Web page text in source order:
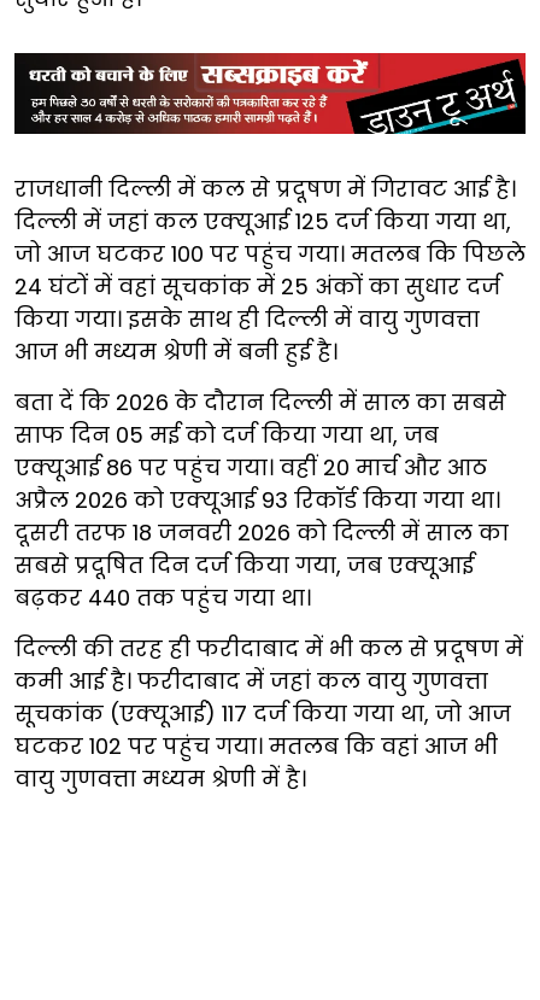
राजधानी दिल्ली में कल से प्रदूषण में गिरावट आई है।
दिल्ली में जहां कल एक्यूआई 125 दर्ज किया गया था,
जो आज घटकर 100 पर पहुंच गया। मतलब कि पिछले
24 घंटों में वहां सूचकांक में 25 अंकों का सुधार दर्ज
किया गया। इसके साथ ही दिल्ली में वायु गुणवत्ता
आज भी मध्यम श्रेणी में बनी हुई है।
बता दें कि 2026 के दौरान दिल्ली में साल का सबसे
साफ दिन 05 मई को दर्ज किया गया था, जब
एक्यूआई 86 पर पहुंच गया। वहीं 20 मार्च और आठ
अप्रैल 2026 को एक्यूआई 93 रिकॉर्ड किया गया था।
दूसरी तरफ 18 जनवरी 2026 को दिल्ली में साल का
सबसे प्रदूषित दिन दर्ज किया गया, जब एक्यूआई
बढ़कर 440 तक पहुंच गया था।
दिल्ली की तरह ही फरीदाबाद में भी कल से प्रदूषण में
कमी आई है। फरीदाबाद में जहां कल वायु गुणवत्ता
सूचकांक (एक्यूआई) 117 दर्ज किया गया था, जो आज
घटकर 102 पर पहुंच गया। मतलब कि वहां आज भी
वायु गुणवत्ता मध्यम श्रेणी में है।